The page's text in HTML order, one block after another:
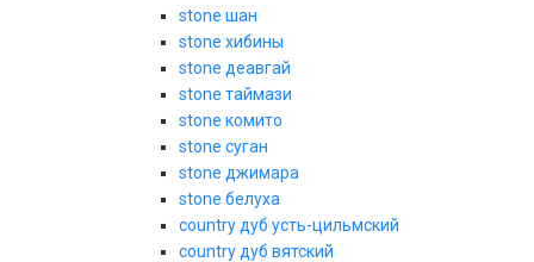
stone шан
stone хибины
stone деавгай
stone таймази
stone комито
stone суган
stone джимара
stone белуха
country дуб усть-цильмский
country дуб вятский